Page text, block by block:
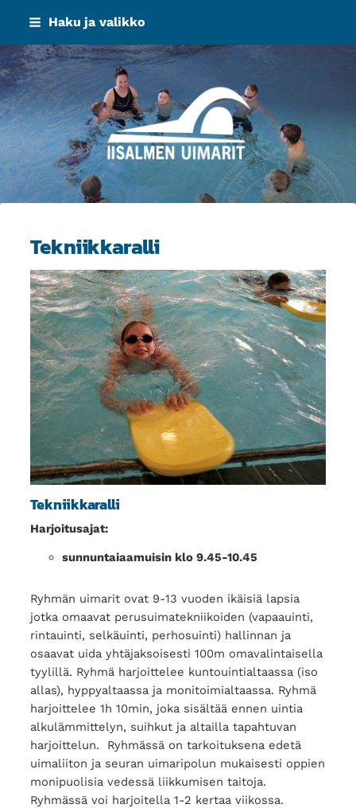
Siirry
sisältöön
Haku ja valikko
Iisalmen Uimarit ry
Tekniikkaralli
Tekniikkaralli
Harjoitusajat:
sunnuntaiaamuisin klo 9.45-10.45
Ryhmän uimarit ovat 9-13 vuoden ikäisiä lapsia
jotka omaavat perusuimatekniikoiden (vapaauinti,
rintauinti, selkäuinti, perhosuinti) hallinnan ja
osaavat uida yhtäjaksoisesti 100m omavalintaisella
tyylillä. Ryhmä harjoittelee kuntouintialtaassa (iso
allas), hyppyaltaassa ja monitoimialtaassa. Ryhmä
harjoittelee 1h 10min, joka sisältää ennen uintia
alkulämmittelyn, suihkut ja altailla tapahtuvan
harjoittelun. Ryhmässä on tarkoituksena edetä
uimaliiton ja seuran uimaripolun mukaisesti oppien
monipuolisia vedessä liikkumisen taitoja.
Ryhmässä voi harjoitella 1-2 kertaa viikossa.